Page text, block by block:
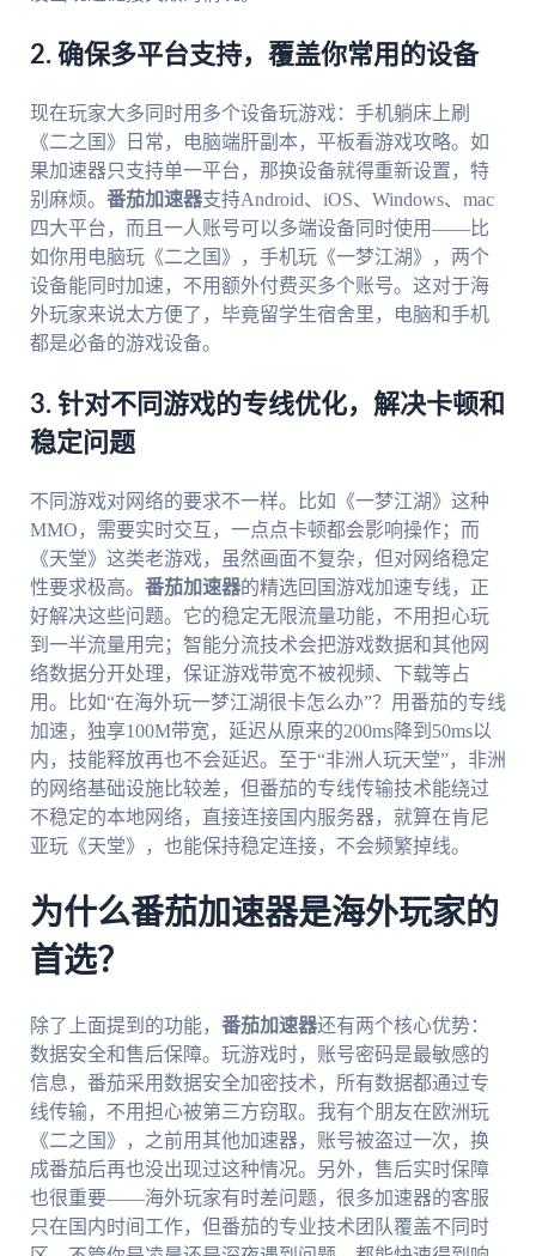
2. 确保多平台支持，覆盖你常用的设备
现在玩家大多同时用多个设备玩游戏：手机躺床上刷
《二之国》日常，电脑端肝副本，平板看游戏攻略。如
果加速器只支持单一平台，那换设备就得重新设置，特
别麻烦。 番茄加速器支持Android、iOS、Windows、mac
四大平台，而且一人账号可以多端设备同时使用——比
如你用电脑玩《二之国》，手机玩《一梦江湖》，两个
设备能同时加速，不用额外付费买多个账号。这对于海
外玩家来说太方便了，毕竟留学生宿舍里，电脑和手机
都是必备的游戏设备。
3. 针对不同游戏的专线优化，解决卡顿和
稳定问题
不同游戏对网络的要求不一样。比如《一梦江湖》这种
MMO，需要实时交互，一点点卡顿都会影响操作；而
《天堂》这类老游戏，虽然画面不复杂，但对网络稳定
性要求极高。 番茄加速器的精选回国游戏加速专线，正
好解决这些问题。它的稳定无限流量功能，不用担心玩
到一半流量用完；智能分流技术会把游戏数据和其他网
络数据分开处理，保证游戏带宽不被视频、下载等占
用。比如“在海外玩一梦江湖很卡怎么办”？用番茄的专线
加速，独享100M带宽，延迟从原来的200ms降到50ms以
内，技能释放再也不会延迟。至于“非洲人玩天堂”，非洲
的网络基础设施比较差，但番茄的专线传输技术能绕过
不稳定的本地网络，直接连接国内服务器，就算在肯尼
亚玩《天堂》，也能保持稳定连接，不会频繁掉线。
为什么番茄加速器是海外玩家的
首选？
除了上面提到的功能， 番茄加速器还有两个核心优势：
数据安全和售后保障。玩游戏时，账号密码是最敏感的
信息，番茄采用数据安全加密技术，所有数据都通过专
线传输，不用担心被第三方窃取。我有个朋友在欧洲玩
《二之国》，之前用其他加速器，账号被盗过一次，换
成番茄后再也没出现过这种情况。另外，售后实时保障
也很重要——海外玩家有时差问题，很多加速器的客服
只在国内时间工作，但番茄的专业技术团队覆盖不同时